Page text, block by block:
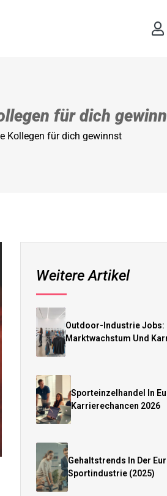
für dich
Kollegen für dich gewinnst
Weitere Artikel
Outdoor-Industrie Jobs:
Marktwachstum Und
Sporteinzelhandel In
Karrierechancen 2026
Gehaltstrends In Der
Sportindustrie (2025)